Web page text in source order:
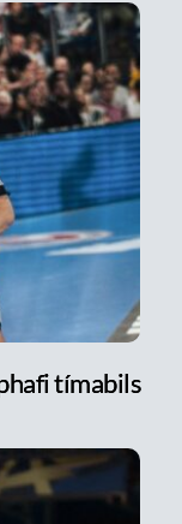
tímabils